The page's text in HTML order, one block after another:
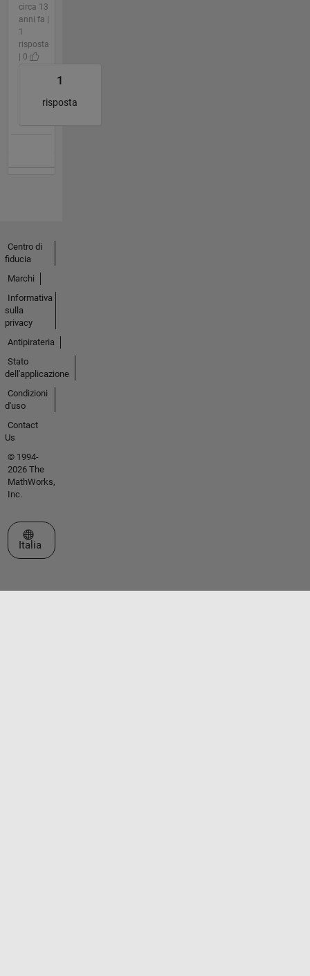
circa 13
anni fa |
1
risposta
| 0
1
risposta
Centro di
fiducia
Marchi
Informativa
sulla
privacy
Antipirateria
Stato
dell'applicazione
Condizioni
d'uso
Contact
Us
© 1994-
2026 The
MathWorks,
Inc.
Seleziona un sito web
Italia